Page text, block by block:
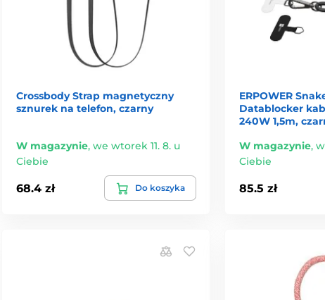
Crossbody Strap magnetyczny
sznurek na telefon, czarny
W magazynie, we wtorek 11. 8. u
Ciebie
68.4 zł Do koszyka
ERPOWER
Datablocker
240W 1,5m,
W magazynie,
Ciebie
85.5 zł